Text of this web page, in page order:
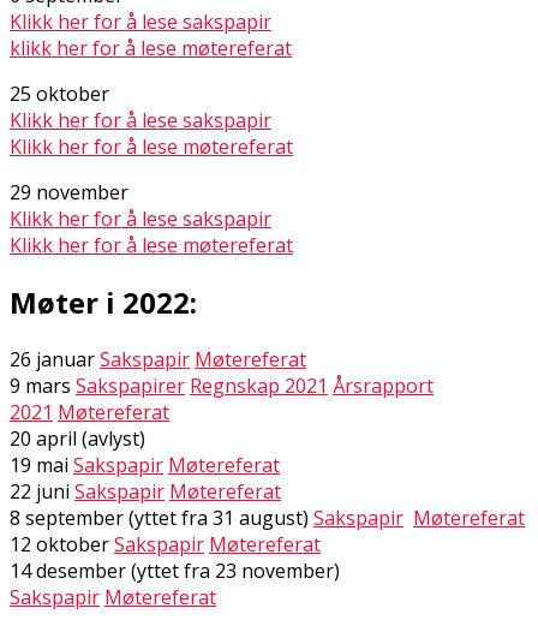
Klikk her for å lese sakspapir
klikk her for å lese møtereferat
25 oktober
Klikk her for å lese sakspapir
Klikk her for å lese møtereferat
29 november
Klikk her for å lese sakspapir
Klikk her for å lese møtereferat
Møter i 2022:
26 januarSakspapir Møtereferat
9 mars Sakspapirer Regnskap 2021 Årsrapport
2021 Møtereferat
20 april (avlyst)
19 mai Sakspapir Møtereferat
22 juni Sakspapir Møtereferat
8 september (flyttet fra 31 august) Sakspapir Møtereferat
12 oktoberSakspapir Møtereferat
14 desember (flyttet fra 23 november)
Sakspapir Møtereferat